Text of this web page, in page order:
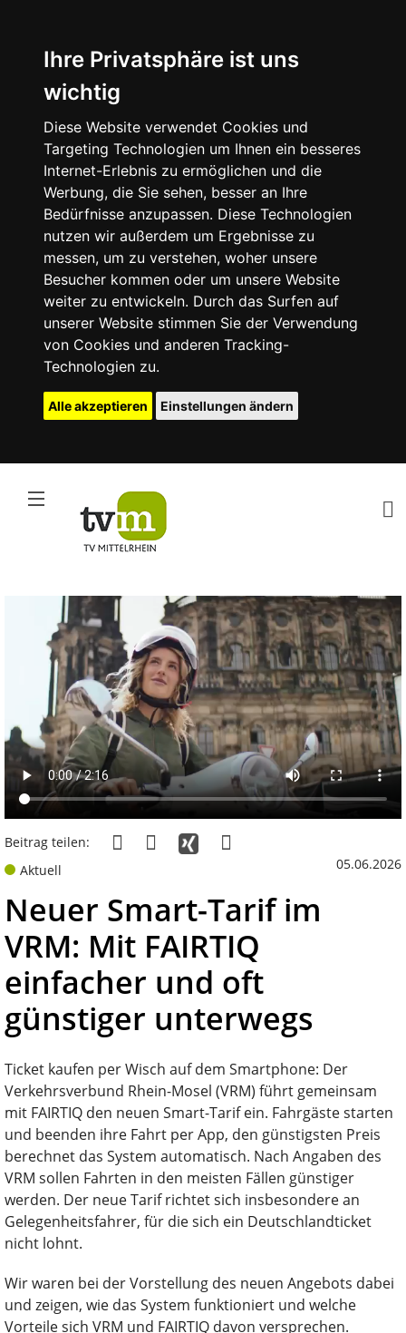
Ihre Privatsphäre ist uns
wichtig
Diese Website verwendet Cookies und
Targeting Technologien um Ihnen ein besseres
Internet-Erlebnis zu ermöglichen und die
Werbung, die Sie sehen, besser an Ihre
Bedürfnisse anzupassen. Diese Technologien
nutzen wir außerdem um Ergebnisse zu
messen, um zu verstehen, woher unsere
Besucher kommen oder um unsere Website
weiter zu entwickeln. Durch das Surfen auf
unserer Website stimmen Sie der Verwendung
von Cookies und anderen Tracking-
Technologien zu.
Alle akzeptieren Einstellungen ändern
Beitrag teilen:
Aktuell
05.06.2026
Neuer Smart-Tarif im
VRM: Mit FAIRTIQ
einfacher und oft
günstiger unterwegs
Ticket kaufen per Wisch auf dem Smartphone: Der
Verkehrsverbund Rhein-Mosel (VRM) führt gemeinsam
mit FAIRTIQ den neuen Smart-Tarif ein. Fahrgäste starten
und beenden ihre Fahrt per App, den günstigsten Preis
berechnet das System automatisch. Nach Angaben des
VRM sollen Fahrten in den meisten Fällen günstiger
werden. Der neue Tarif richtet sich insbesondere an
Gelegenheitsfahrer, für die sich ein Deutschlandticket
nicht lohnt.
Wir waren bei der Vorstellung des neuen Angebots dabei
und zeigen, wie das System funktioniert und welche
Vorteile sich VRM und FAIRTIQ davon versprechen.